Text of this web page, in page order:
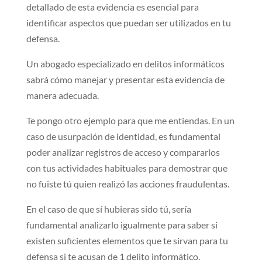
detallado de esta evidencia es esencial para
identificar aspectos que puedan ser utilizados en tu
defensa.
Un abogado especializado en delitos informáticos
sabrá cómo manejar y presentar esta evidencia de
manera adecuada.
Te pongo otro ejemplo para que me entiendas. En un
caso de usurpación de identidad, es fundamental
poder analizar registros de acceso y compararlos
con tus actividades habituales para demostrar que
no fuiste tú quien realizó las acciones fraudulentas.
En el caso de que sí hubieras sido tú, sería
fundamental analizarlo igualmente para saber si
existen suficientes elementos que te sirvan para tu
defensa si te acusan de 1 delito informático.